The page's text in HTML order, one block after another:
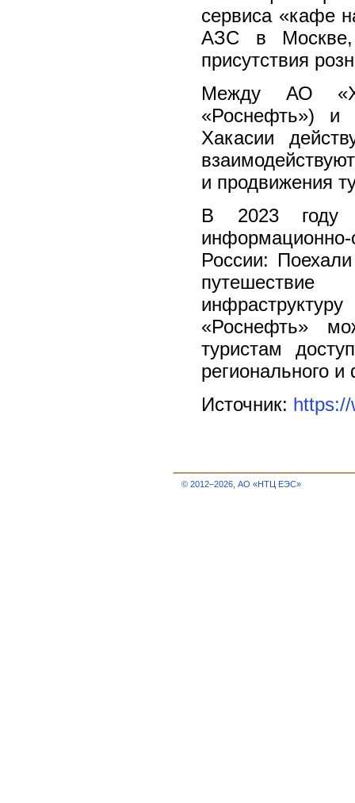
сервиса «кафе
АЗС в Москве,
присутствия
Между АО
«Роснефть») и
Хакасии
и продвижения
В 2023 году
России:
«Роснефть»
туристам
регионального
Источник:
© 2012–2026, АО «НТЦ ЕЭС»